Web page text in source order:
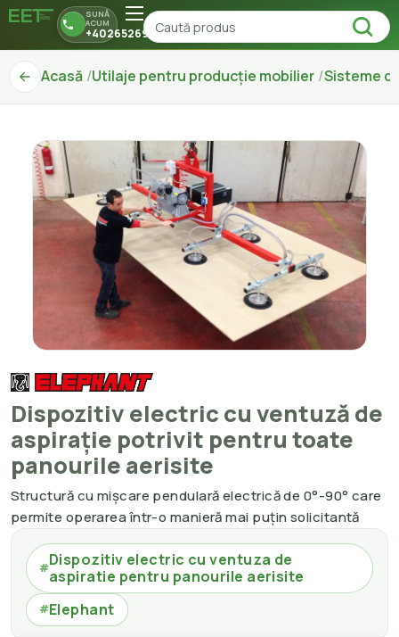
SUNĂ
ACUM
+40265269150
Acasă Utilaje pentru producție mobilier Sisteme
Dispozitiv electric cu ventuză de
aspirație potrivit pentru toate
panourile aerisite
Structură cu mișcare pendulară electrică de 0°-90° care
permite operarea într-o manieră mai puțin solicitantă
#Dispozitiv electric cu ventuza de
aspiratie pentru panourile aerisite
#Elephant